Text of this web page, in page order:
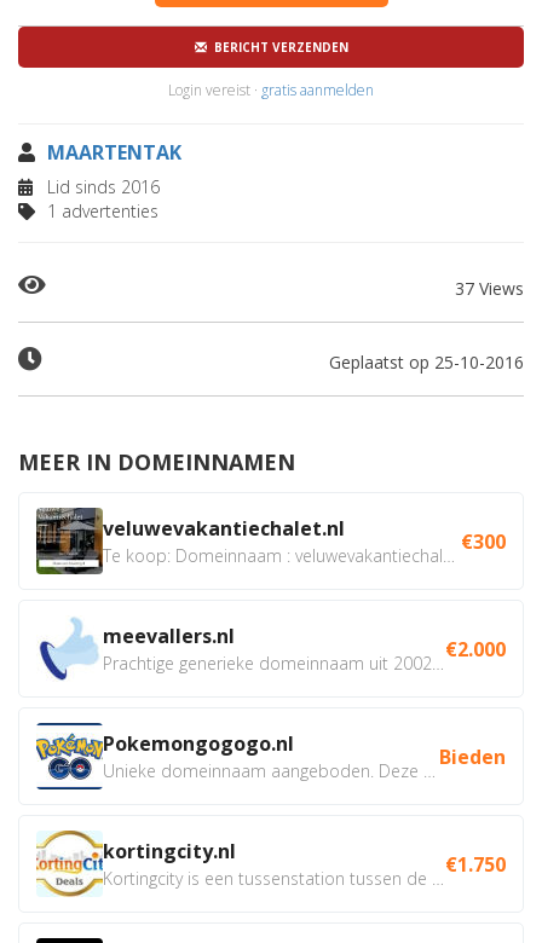
BERICHT VERZENDEN
Login vereist · gratis aanmelden
MAARTENTAK
Lid sinds 2016
1 advertenties
37 Views
Geplaatst op 25-10-2016
MEER IN DOMEINNAMEN
veluwevakantiechalet.nl €300
meevallers.nl €2.000
Pokemongogogo.nl Bieden
kortingcity.nl €1.750